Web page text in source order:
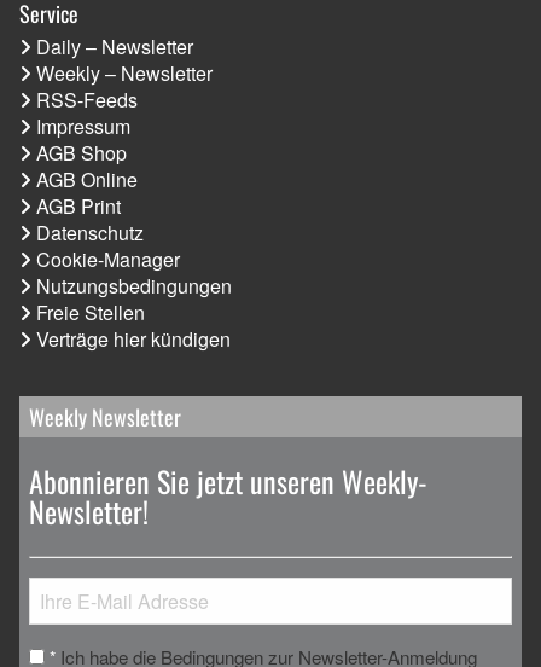
Service
Daily – Newsletter
Weekly – Newsletter
RSS-Feeds
Impressum
AGB Shop
AGB Online
AGB Print
Datenschutz
Cookie-Manager
Nutzungsbedingungen
Freie Stellen
Verträge hier kündigen
Weekly Newsletter
Abonnieren Sie jetzt unseren Weekly-
Newsletter!
* Ich habe die Bedingungen zur Newsletter-Anmeldung